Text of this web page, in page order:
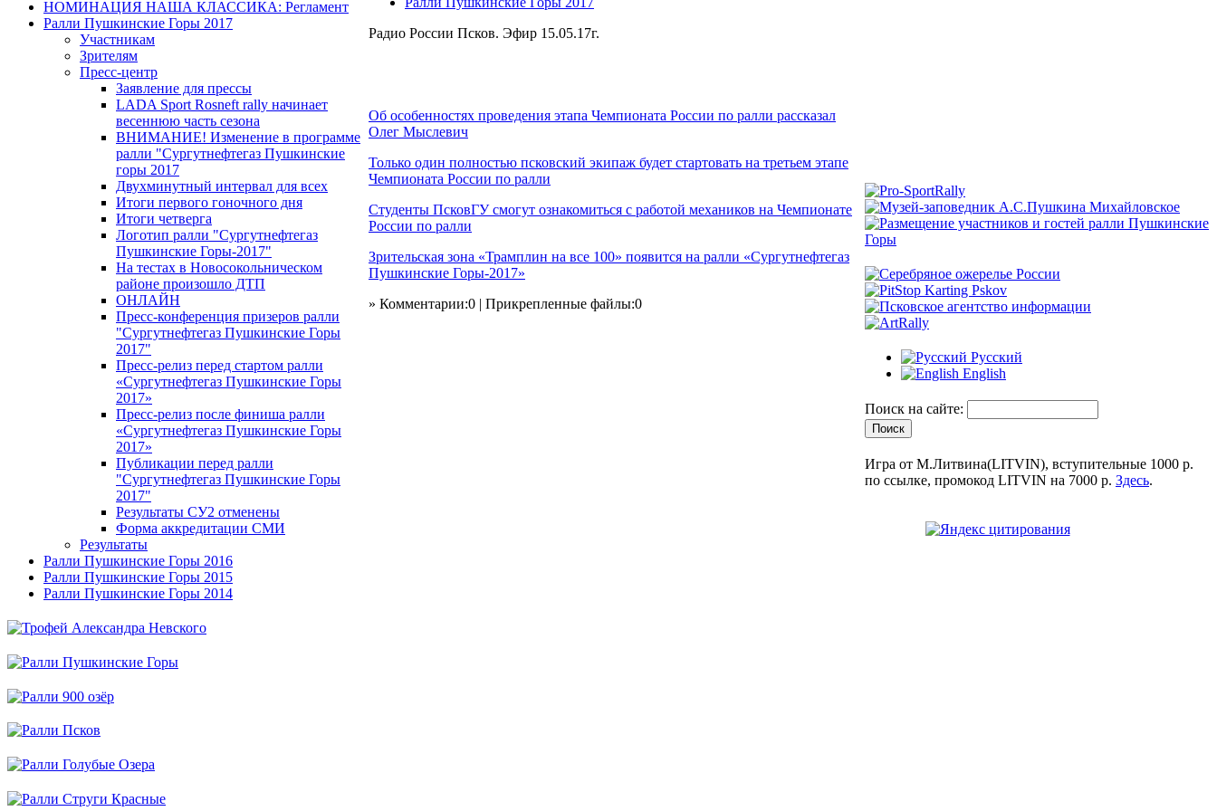
НОМИНАЦИЯ НАША КЛАССИКА: Регламент
Ралли Пушкинские Горы 2017
Участникам
Зрителям
Пресс-центр
Заявление для прессы
LADA Sport Rosneft rally начинает
весеннюю часть сезона
ВНИМАНИЕ! Изменение в программе
ралли "Сургутнефтегаз Пушкинские
горы 2017
Двухминутный интервал для всех
Итоги первого гоночного дня
Итоги четверга
Логотип ралли "Сургутнефтегаз
Пушкинские Горы-2017"
На тестах в Новосокольническом
районе произошло ДТП
ОНЛАЙН
Пресс-конференция призеров ралли
"Сургутнефтегаз Пушкинские Горы
2017"
Пресс-релиз перед стартом ралли
«Сургутнефтегаз Пушкинские Горы
2017»
Пресс-релиз после финиша ралли
«Сургутнефтегаз Пушкинские Горы
2017»
Публикации перед ралли
"Сургутнефтегаз Пушкинские Горы
2017"
Результаты СУ2 отменены
Форма аккредитации СМИ
Результаты
Ралли Пушкинские Горы 2016
Ралли Пушкинские Горы 2015
Ралли Пушкинские Горы 2014
Радио России Псков. Эфир 15.05.17г.
Об особенностях проведения этапа Чемпионата России по ралли рассказал
Олег Мыслевич
Только один полностью псковский экипаж будет стартовать на третьем этапе
Чемпионата России по ралли
Студенты ПсковГУ смогут ознакомиться с работой механиков на Чемпионате
России по ралли
Зрительская зона «Трамплин на все 100» появится на ралли «Сургутнефтегаз
Пушкинские Горы-2017»
» Комментарии:0 | Прикрепленные файлы:0
Русский
English
Поиск на сайте:
Игра от М.Литвина(LITVIN), вступительные 1000 р.
по ссылке, промокод LITVIN на 7000 р. Здесь.